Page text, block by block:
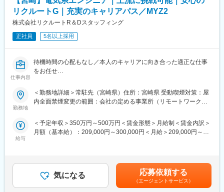
る」といった打合せを行います。その後は、製造部に「部品図」
を共有し製作加工を依頼します。※外部の協力会社に依頼する場合
もあります。
■当社の魅力：
・1985年に宮崎県都城市に創立して以来一貫して、ものづくりに
関わってきました。当初より築き上げてきた精密部品の加工技術
をものづくりの根幹と位置づけ、長年の経験と研究開発により蓄
積されたノウハウ・技術を融合したメカトロニクス製品により貢
献させて頂いております。開発部門では、産業用省力化機械、エ
心とした製造設備・検査設備等の開発設計製作の事業展開を図
り、製造部門では、精密部品加工、3次元加工、門型5面加工機を
てまいりました。こうしたお客様のご支援を頂きながら、社員の
日々研鑽の結果、確立された技術をこれからも社会に役立てて行
できることも魅力です。福利厚生も充実しており、社員同士の交
流も大切にしております。「人材力は企業の力」1人ひとりが、力
を発揮できる会社づくりをこれからもすすめてまいります。
リクルートG｜充実のキャリアパス／MYZ2
株式会社リクルートR＆Dスタッフィング
正社員 5名以上採用
仕事内容
待機時間の心配もなし／本人のキャリアに向き合った適正な仕事
をお任せ
◎定期的なカウンセリングでキャリアをサポート
ます。
※入社後はあなたの希望や興味を最大限考慮し、最適なプロジェク
・カーナビゲーション車載機回路設計
・ECU車載器の回路設計
・デジタルカメラの回路設計
勤務地
＜勤務地詳細＞常駐先（宮崎県）住所：宮崎県 受動喫煙対策：屋
内全面禁煙変更の範囲：会社の定める事業所（リモートワーク含
給与
＜予定年収＞350万円～500万円＜賃金形態＞月給制＜賃金内訳＞
月額（基本給）：209,000円～300,000円＜月給＞209,000円～
じて上下する可能性があります。月給(月額)は固定手当を含めた表
記です。気になる 応募依頼する
（エージェントサービス）